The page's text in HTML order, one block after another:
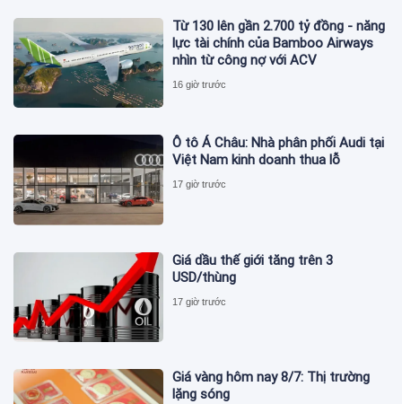
Từ 130 lên gần 2.700 tỷ đồng - năng
lực tài chính của Bamboo Airways
nhìn từ công nợ với ACV
16 giờ trước
Ô tô Á Châu: Nhà phân phối Audi tại
Việt Nam kinh doanh thua lỗ
17 giờ trước
Giá dầu thế giới tăng trên 3
USD/thùng
17 giờ trước
Giá vàng hôm nay 8/7: Thị trường
lặng sóng